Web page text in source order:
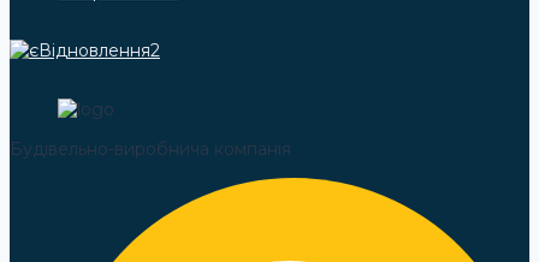
Будівельно-виробнича компанія